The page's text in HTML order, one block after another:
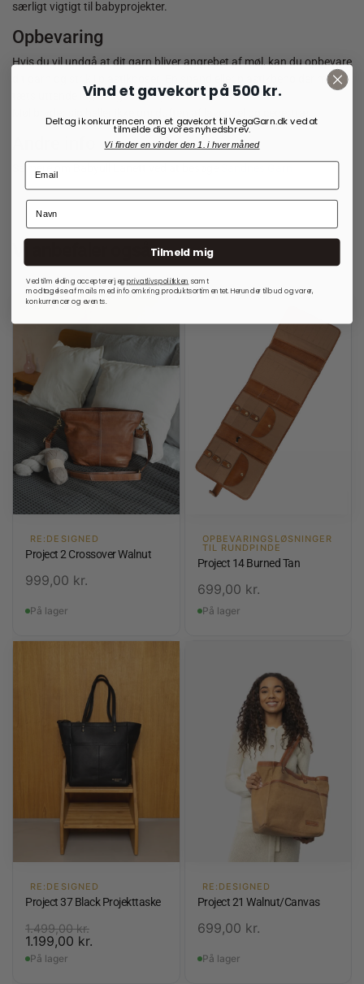
særligt vigtigt til babyprojekter.
Opbevaring
Hvis du vil undgå at dit garn bliver angrebet af møl, kan du opbevare
dit garn og strik i plastikposer. En spand eller plastikbeholder med
tætsluttende låg er også velegnet.
Se mere om Babyull Lanett ved at besøge
Vi anbefaler også:
RE:DESIGNED
Project 2 Crossover Walnut
999,00 kr.
På lager
OPBEVARINGSLØSNINGER
TIL RUNDPINDE
Project 14 Burned Tan
699,00 kr.
På lager
RE:DESIGNED
Project 37 Black Projekttaske
1.499,00kr.
1.199,00 kr.
På lager
RE:DESIGNED
Project 21 Walnut/Canvas
699,00 kr.
På lager
Vind et gavekort på 500 kr.
Deltag i konkurrencen om et gavekort til VegaGarn.dk ved at
tilmelde dig vores nyhedsbrev.
Vi finder en vinder den 1. i hver måned
Tilmeld mig
Ved tilmelding accepterer jegprivatlivspolitkken samt
modtagelse af mails med info omkring produktsortimentet. Herunder tilbud og varer,
konkurrencer og events.